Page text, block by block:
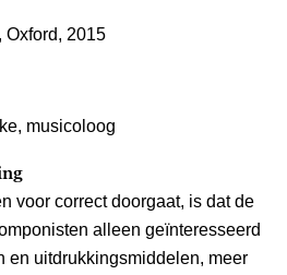
Oxford, 2015
musicoloog
voor correct doorgaat, is dat de
alleen geïnteresseerd
en uitdrukkingsmiddelen, meer